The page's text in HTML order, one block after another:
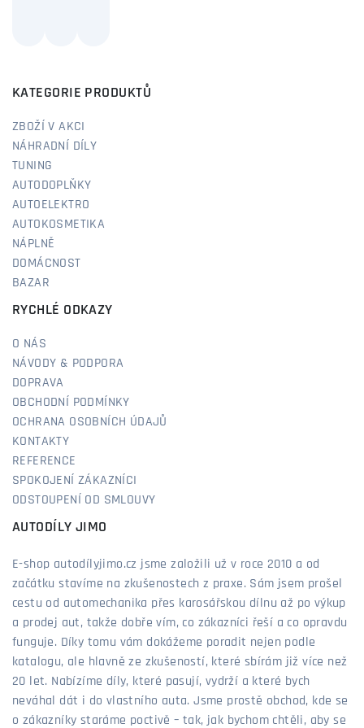
KATEGORIE PRODUKTŮ
ZBOŽÍ V AKCI
NÁHRADNÍ DÍLY
TUNING
AUTODOPLŇKY
AUTOELEKTRO
AUTOKOSMETIKA
NÁPLNĚ
DOMÁCNOST
BAZAR
RYCHLÉ ODKAZY
O NÁS
NÁVODY & PODPORA
DOPRAVA
OBCHODNÍ PODMÍNKY
OCHRANA OSOBNÍCH ÚDAJŮ
KONTAKTY
REFERENCE
SPOKOJENÍ ZÁKAZNÍCI
ODSTOUPENÍ OD SMLOUVY
AUTODÍLY JIMO
E-shop autodílyjimo.cz jsme založili už v roce 2010 a od
začátku stavíme na zkušenostech z praxe. Sám jsem prošel
cestu od automechanika přes karosářskou dílnu až po výkup
a prodej aut, takže dobře vím, co zákazníci řeší a co opravdu
funguje. Díky tomu vám dokážeme poradit nejen podle
katalogu, ale hlavně ze zkušeností, které sbírám již více než
20 let. Nabízíme díly, které pasují, vydrží a které bych
neváhal dát i do vlastního auta. Jsme prostě obchod, kde se
o zákazníky staráme poctivě – tak, jak bychom chtěli, aby se